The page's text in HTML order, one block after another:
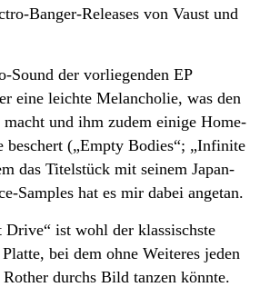
Banger-Releases von Vaust und
Sound der vorliegenden EP
eine leichte Melancholie, was den
macht und ihm zudem einige Home-
beschert („Empty Bodies“; „Infinite
das Titelstück mit seinem Japan-
Samples hat es mir dabei angetan.
ist wohl der klassischste
bei dem ohne Weiteres jeden
durchs Bild tanzen könnte.